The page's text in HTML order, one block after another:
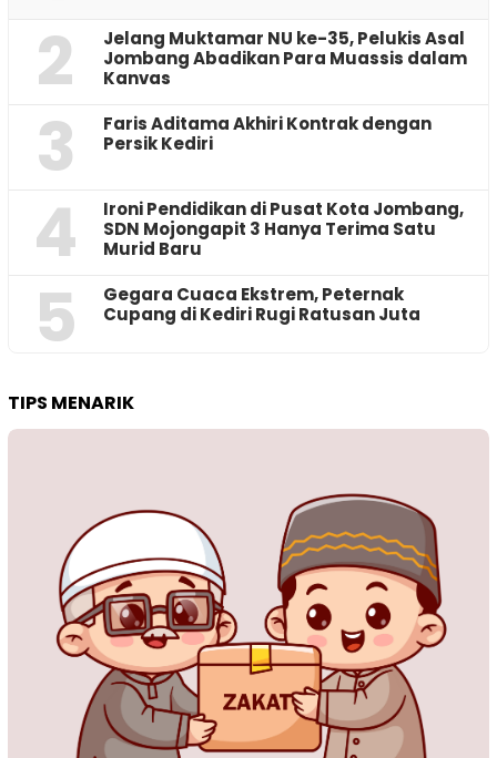
2
Jelang Muktamar NU ke-35, Pelukis Asal
Jombang Abadikan Para Muassis dalam
Kanvas
3
Faris Aditama Akhiri Kontrak dengan
Persik Kediri
4
Ironi Pendidikan di Pusat Kota Jombang,
SDN Mojongapit 3 Hanya Terima Satu
Murid Baru
5
‎Gegara Cuaca Ekstrem, Peternak
Cupang di Kediri Rugi Ratusan Juta
TIPS MENARIK